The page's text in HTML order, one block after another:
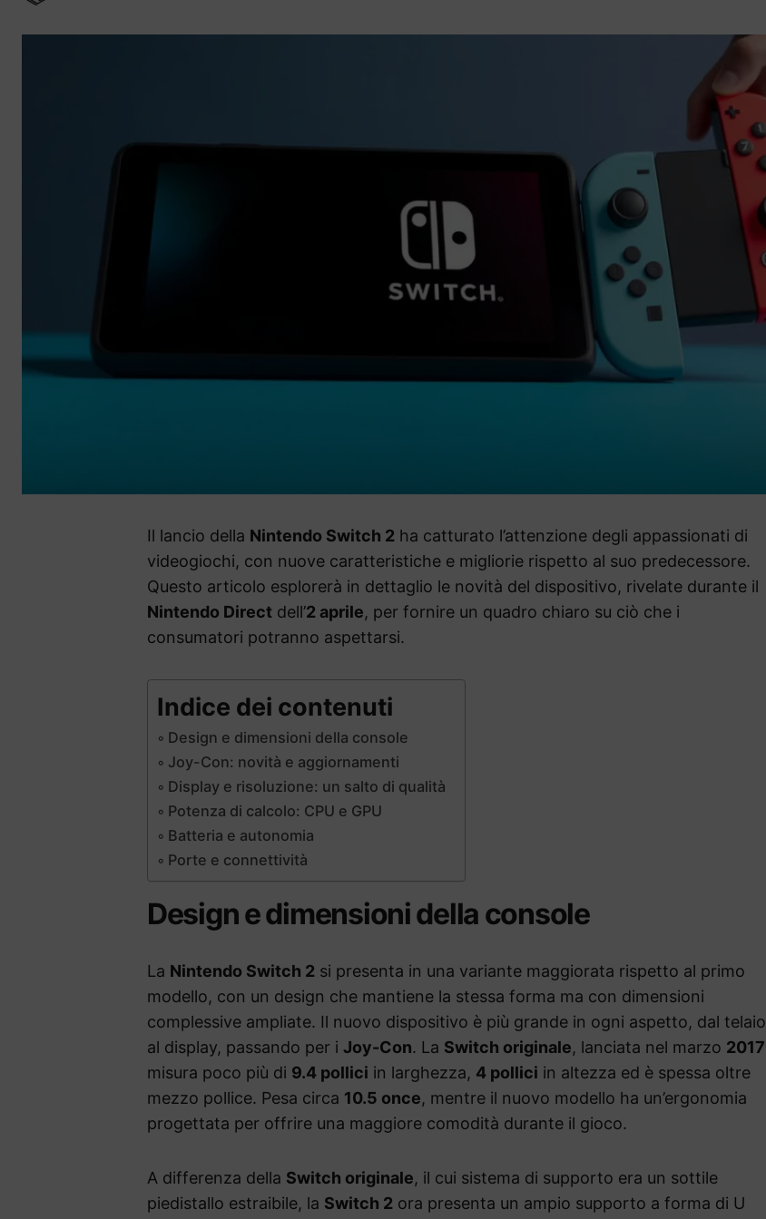
Il lancio della Nintendo Switch 2 ha catturato l’attenzione degli appassionati di
videogiochi, con nuove caratteristiche e migliorie rispetto al suo predecessore.
Questo articolo esplorerà in dettaglio le novità del dispositivo, rivelate durante il
Nintendo Direct dell’2 aprile, per fornire un quadro chiaro su ciò che i
consumatori potranno aspettarsi.
Indice dei contenuti
Design e dimensioni della console
Joy-Con: novità e aggiornamenti
Display e risoluzione: un salto di qualità
Potenza di calcolo: CPU e GPU
Batteria e autonomia
Porte e connettività
Design e dimensioni della console
La Nintendo Switch 2 si presenta in una variante maggiorata rispetto al primo
modello, con un design che mantiene la stessa forma ma con dimensioni
complessive ampliate. Il nuovo dispositivo è più grande in ogni aspetto, dal telaio
al display, passando per i Joy-Con. La Switch originale, lanciata nel marzo 2017
misura poco più di 9.4 pollici in larghezza, 4 pollici in altezza ed è spessa oltre
mezzo pollice. Pesa circa 10.5 once, mentre il nuovo modello ha un’ergonomia
progettata per offrire una maggiore comodità durante il gioco.
A differenza della Switch originale, il cui sistema di supporto era un sottile
piedistallo estraibile, la Switch 2 ora presenta un ampio supporto a forma di U